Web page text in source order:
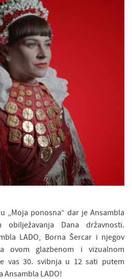
„Moja ponosna“ dar je Ansambla
obilježavanja Dana državnosti.
LADO, Borna Šercar i njegov
ovom glazbenom i vizualnom
vas 30. svibnja u 12 sati putem
Ansambla LADO!